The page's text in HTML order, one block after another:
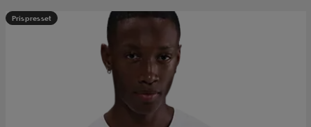
Prispresset